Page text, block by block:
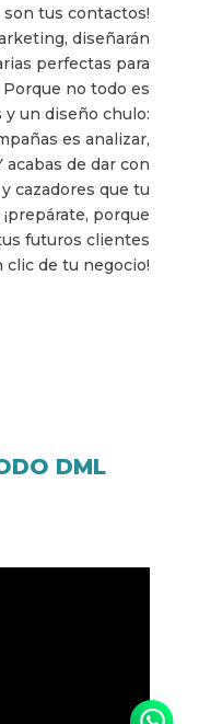
son tus contactos!
diseñarán
perfectas para
no todo es
un diseño chulo:
es analizar,
acabas de dar con
cazadores que tu
porque
futuros clientes
clic de tu negocio!
DML